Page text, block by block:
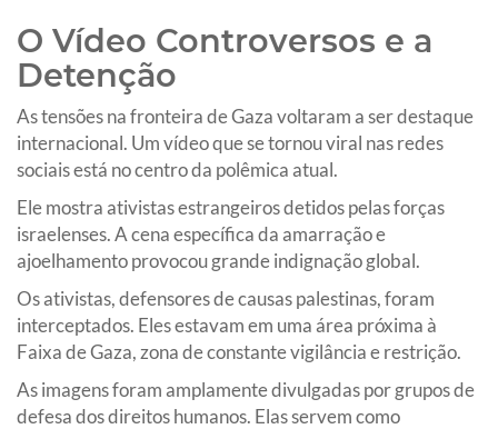
O Vídeo Controversos e a
Detenção
As tensões na fronteira de Gaza voltaram a ser destaque
internacional. Um vídeo que se tornou viral nas redes
sociais está no centro da polêmica atual.
Ele mostra ativistas estrangeiros detidos pelas forças
israelenses. A cena específica da amarração e
ajoelhamento provocou grande indignação global.
Os ativistas, defensores de causas palestinas, foram
interceptados. Eles estavam em uma área próxima à
Faixa de Gaza, zona de constante vigilância e restrição.
As imagens foram amplamente divulgadas por grupos de
defesa dos direitos humanos. Elas servem como